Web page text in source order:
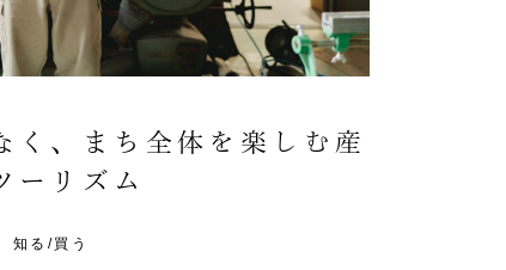
く、まち全体を楽しむ産
ーリズム
知る/買う